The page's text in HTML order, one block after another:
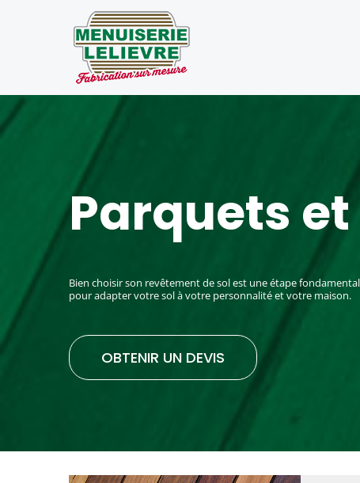
Parquets
Bien choisir son revêtement de sol est une étape
pour adapter votre sol à votre personnalité et votre maison.
OBTENIR UN DEVIS